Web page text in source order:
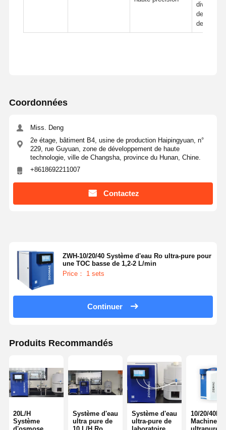
divers
de
de
Coordonnées
Miss. Deng
2e étage, bâtiment B4, usine de production Haipingyuan, n°
229, rue Guyuan, zone de développement de haute
technologie, ville de Changsha, province du Hunan, Chine.
+8618692211007
Contactez
ZWH-10/20/40 Système d'eau Ro ultra-pure pour
une TOC basse de 1,2-2 L/min
Price： 1 sets
Continuer
Produits Recommandés
20L/H
Système
Système d'eau
ultra pure de
Système d'eau
ultra-pure de
10/20/40L/H
Machine à